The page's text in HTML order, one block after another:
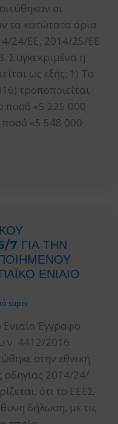
οι
τα κατώτατα όρια
24/ΕΕ, 2014/25/ΕΕ
Συγκεκριμένα η
ως εξής: 1) Το
τροποποιείται
ποσό «5 225 000
ποσό «5 548 000
7 ΓΙΑ ΤΗΝ
ΕΝΙΑΙΟ
super
Έγγραφο
ν. 4412/2016
στην εθνική
οδηγίας 2014/24/
ότι το ΕΕΕΣ
δήλωση, με τις